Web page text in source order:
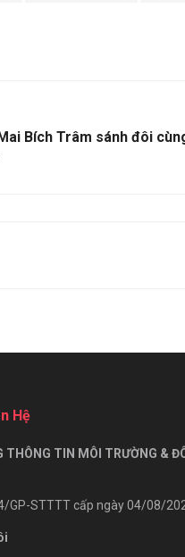
Bích Trâm sánh đôi
Hệ
THÔNG TIN MÔI TRƯỜNG &
GP-STTTT cấp ngày 04/08/